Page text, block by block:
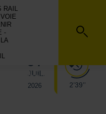
AUDIO
07
JUIL.
2026 2’39’’